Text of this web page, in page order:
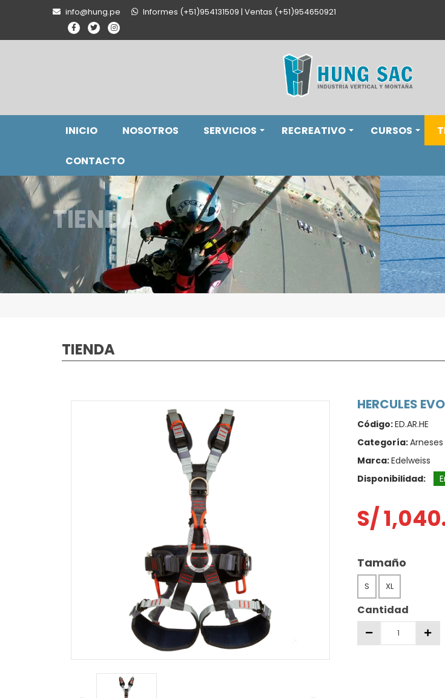
info@hung.pe Informes (+51)954131509 | Ventas (+51)954650921
INICIO NOSOTROS SERVICIOS RECREATIVO CURSOS
CONTACTO
TIENDA
TIENDA
HERCULES EVO
Código:ED.AR.HE
Categoría:Arneses
Marca:Edelweiss
Disponibilidad:
S/
Tamaño
S XL
Cantidad